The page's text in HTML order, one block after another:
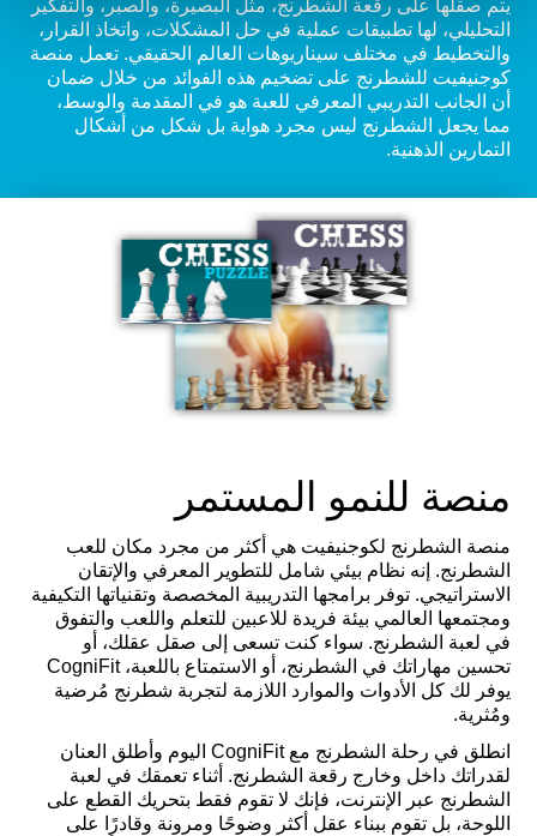
يتم صقلها على رقعة الشطرنج، مثل البصيرة، والصبر، والتفكير
التحليلي، لها تطبيقات عملية في حل المشكلات، واتخاذ القرار،
والتخطيط في مختلف سيناريوهات العالم الحقيقي. تعمل منصة
كوجنيفيت للشطرنج على تضخيم هذه الفوائد من خلال ضمان
أن الجانب التدريبي المعرفي للعبة هو في المقدمة والوسط،
مما يجعل الشطرنج ليس مجرد هواية بل شكل من أشكال
التمارين الذهنية.
منصة للنمو المستمر
منصة الشطرنج لكوجنيفيت هي أكثر من مجرد مكان للعب
الشطرنج. إنه نظام بيئي شامل للتطوير المعرفي والإتقان
الاستراتيجي. توفر برامجها التدريبية المخصصة وتقنياتها التكيفية
ومجتمعها العالمي بيئة فريدة للاعبين للتعلم واللعب والتفوق
في لعبة الشطرنج. سواء كنت تسعى إلى صقل عقلك، أو
تحسين مهاراتك في الشطرنج، أو الاستمتاع باللعبة، CogniFit
يوفر لك كل الأدوات والموارد اللازمة لتجربة شطرنج مُرضية
ومُثرية.
انطلق في رحلة الشطرنج مع CogniFit اليوم وأطلق العنان
لقدراتك داخل وخارج رقعة الشطرنج. أثناء تعمقك في لعبة
الشطرنج عبر الإنترنت، فإنك لا تقوم فقط بتحريك القطع على
اللوحة، بل تقوم ببناء عقل أكثر وضوحًا ومرونة وقادرًا على